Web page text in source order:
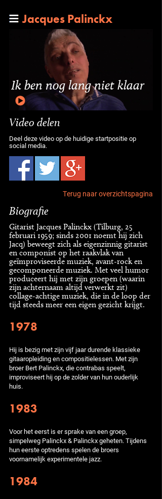
Jacques Palinckx
Ik ben nog lang niet klaar
Video delen
Deel deze video op de huidige startpositie op
social media.
Terug naar overzichtspagina
Biografie
Gitarist Jacques Palinckx (Tilburg, 25
februari 1959; sinds 2001 noemt hij zich
Jacq) beweegt zich als eigenzinnig gitarist
en componist op het raakvlak van
geïmproviseerde muziek, avant-rock en
gecomponeerde muziek. Met veel humor
produceert hij met zijn groepen (waarin
zijn achternaam altijd verwerkt zit)
collage-achtige muziek, die in de loop der
tijd steeds meer een eigen gezicht krijgt.
1978
Hij is bezig met zijn vijf jaar durende klassieke
gitaaropleiding en compositielessen. Met zijn
broer Bert Palinckx, die contrabas speelt,
improviseert hij op de zolder van hun ouderlijk
huis.
1983
Voor het eerst is er sprake van een groep,
simpelweg Palinckx & Palinckx geheten. Tijdens
hun eerste optredens spelen de broers
voornamelijk experimentele jazz.
1984